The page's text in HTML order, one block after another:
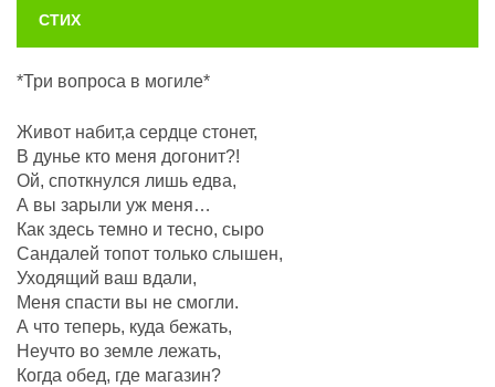
СТИХ
*Три вопроса в могиле*
Живот набит,а сердце стонет,
В дунье кто меня догонит?!
Ой, споткнулся лишь едва,
А вы зарыли уж меня…
Как здесь темно и тесно, сыро
Сандалей топот только слышен,
Уходящий ваш вдали,
Меня спасти вы не смогли.
А что теперь, куда бежать,
Неучто во земле лежать,
Когда обед, где магазин?